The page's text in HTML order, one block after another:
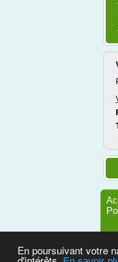
En poursuivant votre